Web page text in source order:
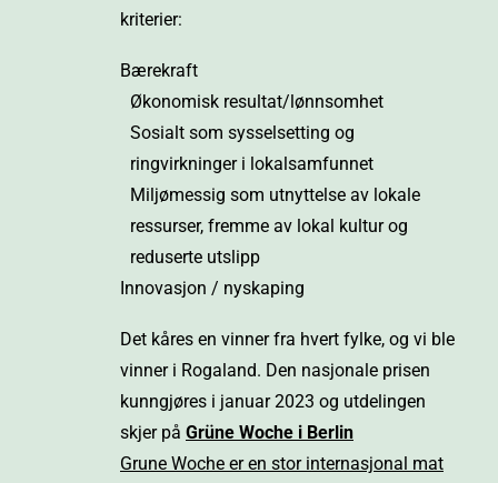
kriterier:
Bærekraft
Økonomisk resultat/lønnsomhet
Sosialt som sysselsetting og
ringvirkninger i lokalsamfunnet
Miljømessig som utnyttelse av lokale
ressurser, fremme av lokal kultur og
reduserte utslipp
Innovasjon / nyskaping
Det kåres en vinner fra hvert fylke, og vi ble
vinner i Rogaland. Den nasjonale prisen
kunngjøres i januar 2023 og utdelingen
skjer på Grüne Woche i Berlin
Grune Woche er en stor internasjonal mat